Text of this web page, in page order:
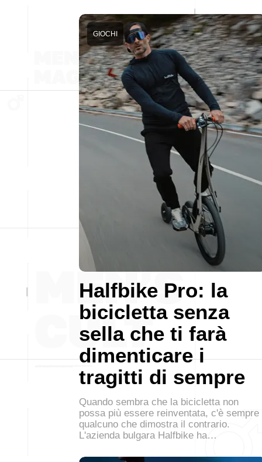
Halfbike Pro: la
bicicletta senza
sella che ti farà
dimenticare i
tragitti di sempre
GIOCHI
Quando sembra che la bicicletta non
possa più essere reinventata, c'è sempre
qualcuno che dimostra il contrario.
L'azienda bulgara Halfbike ha…